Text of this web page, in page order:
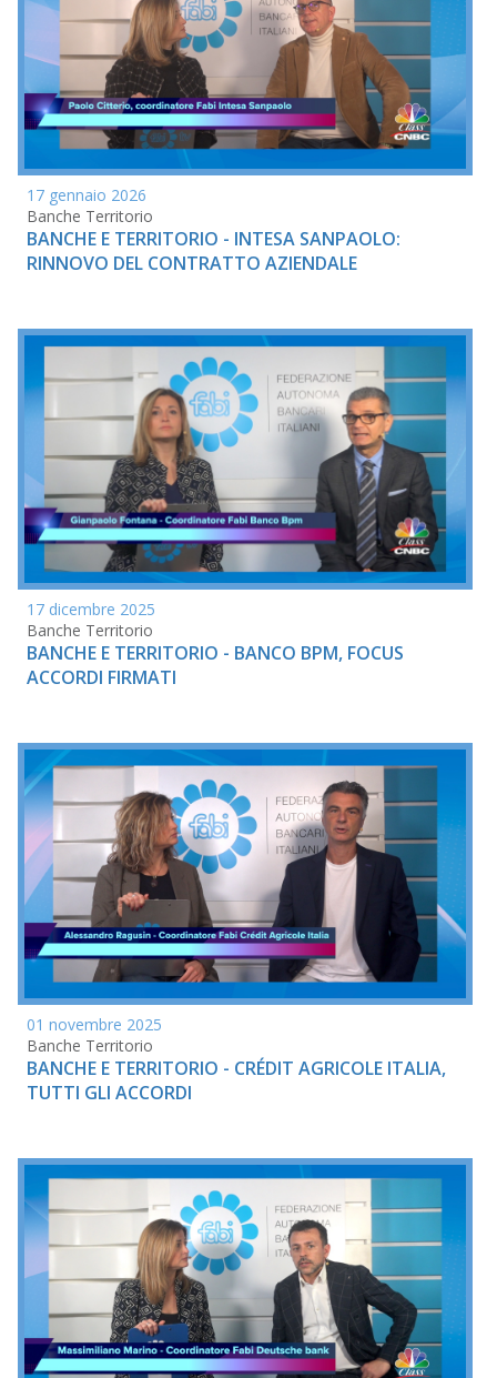
17 gennaio 2026
Banche Territorio
BANCHE E TERRITORIO - INTESA SANPAOLO:
RINNOVO DEL CONTRATTO AZIENDALE
17 dicembre 2025
Banche Territorio
BANCHE E TERRITORIO - BANCO BPM, FOCUS
ACCORDI FIRMATI
01 novembre 2025
Banche Territorio
BANCHE E TERRITORIO - CRÉDIT AGRICOLE ITALIA,
TUTTI GLI ACCORDI